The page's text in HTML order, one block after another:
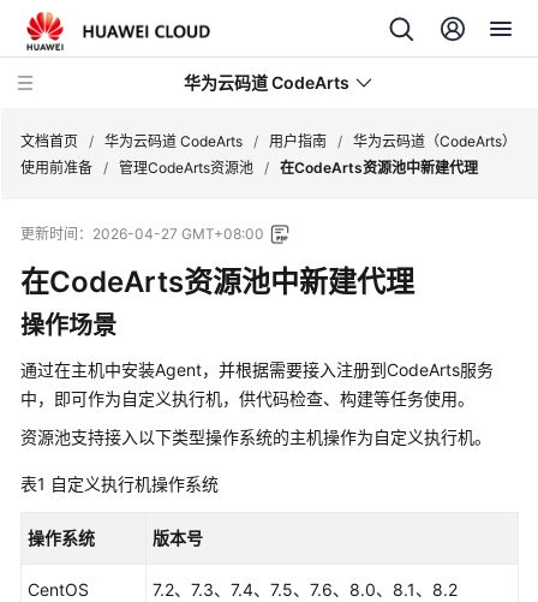
华为云码道 CodeArts
品
介
绍
费
说
明
快
入
文档首页 / 华为云码道 CodeArts / 用户指南 / 华为云码道（CodeArts）
使用前准备 / 管理CodeArts资源池 / 在CodeArts资源池中新建代理
更新时间： 2026-04-27 GMT+08:00
在CodeArts资源池中新建代理
操作场景
通过在主机中安装Agent，并根据需要接入注册到CodeArts服务
中，即可作为自定义执行机，供代码检查、构建等任务使用。
资源池支持接入以下类型操作系统的主机操作为自定义执行机。
表1 自定义执行机操作系统
操作系统 版本号
CentOS 7.2、7.3、7.4、7.5、7.6、8.0、8.1、8.2